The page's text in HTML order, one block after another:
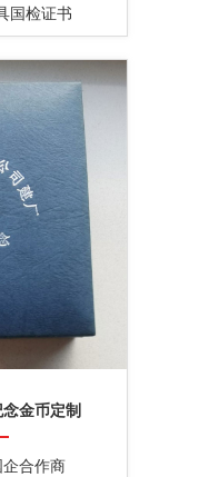
国检证书
金币定制
合作商